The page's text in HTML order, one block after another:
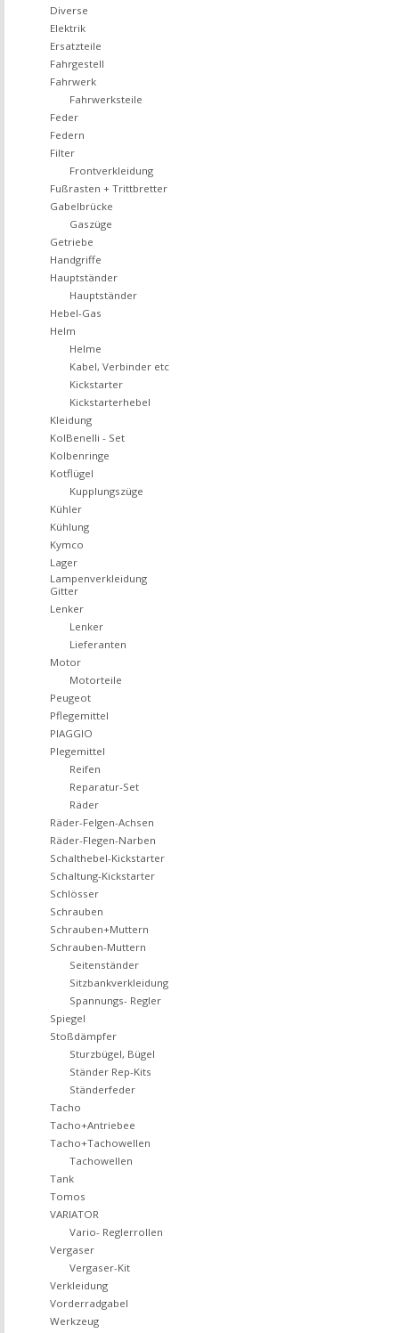
Diverse
Elektrik
Ersatzteile
Fahrgestell
Fahrwerk
Fahrwerksteile
Feder
Federn
Filter
Frontverkleidung
Fußrasten + Trittbretter
Gabelbrücke
Gaszüge
Getriebe
Handgriffe
Hauptständer
Hauptständer
Hebel-Gas
Helm
Helme
Kabel, Verbinder etc
Kickstarter
Kickstarterhebel
Kleidung
KolBenelli - Set
Kolbenringe
Kotflügel
Kupplungszüge
Kühler
Kühlung
Kymco
Lager
Lampenverkleidung
Gitter
Lenker
Lenker
Lieferanten
Motor
Motorteile
Peugeot
Pflegemittel
PIAGGIO
Plegemittel
Reifen
Reparatur-Set
Räder
Räder-Felgen-Achsen
Räder-Flegen-Narben
Schalthebel-Kickstarter
Schaltung-Kickstarter
Schlösser
Schrauben
Schrauben+Muttern
Schrauben-Muttern
Seitenständer
Sitzbankverkleidung
Spannungs- Regler
Spiegel
Stoßdämpfer
Sturzbügel, Bügel
Ständer Rep-Kits
Ständerfeder
Tacho
Tacho+Antriebee
Tacho+Tachowellen
Tachowellen
Tank
Tomos
VARIATOR
Vario- Reglerrollen
Vergaser
Vergaser-Kit
Verkleidung
Vorderradgabel
Werkzeug